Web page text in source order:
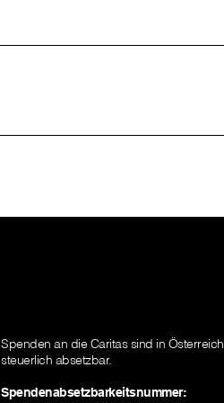
Spenden an die Caritas sind in Österreich
steuerlich absetzbar.
Spendenabsetzbarkeitsnummer: